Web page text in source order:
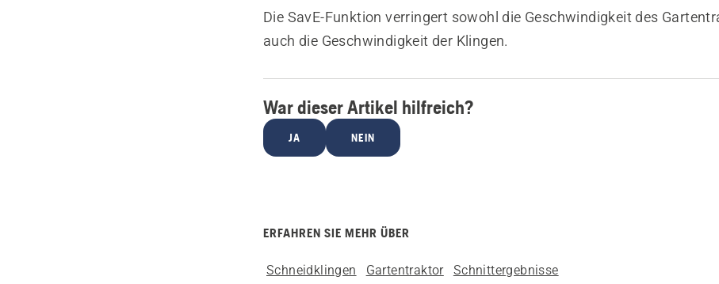
Die SavE-Funktion verringert sowohl die Geschwindigkeit des
auch die Geschwindigkeit der Klingen.
War dieser Artikel hilfreich?
JA NEIN
ERFAHREN SIE MEHR ÜBER
Schneidklingen Gartentraktor Schnittergebnisse